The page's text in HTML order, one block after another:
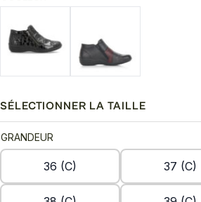
SÉLECTIONNER LA TAILLE
GRANDEUR
36 (C) 37 (C)